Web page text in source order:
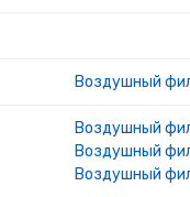
Воздушный
Воздушный
Воздушный
Воздушный